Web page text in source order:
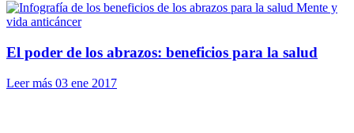
Mente y
vida anticáncer
El poder de los abrazos: beneficios para la salud
Leer más 03 ene 2017